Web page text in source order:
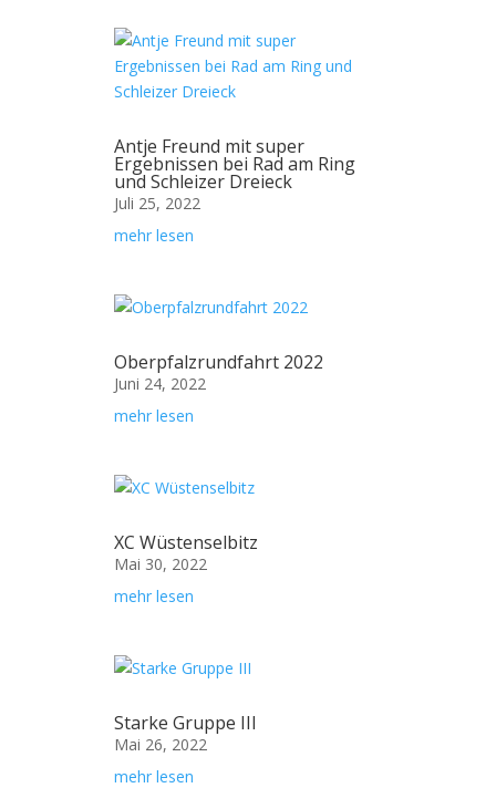
Antje Freund mit super
Ergebnissen bei Rad am Ring
und Schleizer Dreieck
Juli 25, 2022
mehr lesen
Oberpfalzrundfahrt 2022
Juni 24, 2022
mehr lesen
XC Wüstenselbitz
Mai 30, 2022
mehr lesen
Starke Gruppe III
Mai 26, 2022
mehr lesen